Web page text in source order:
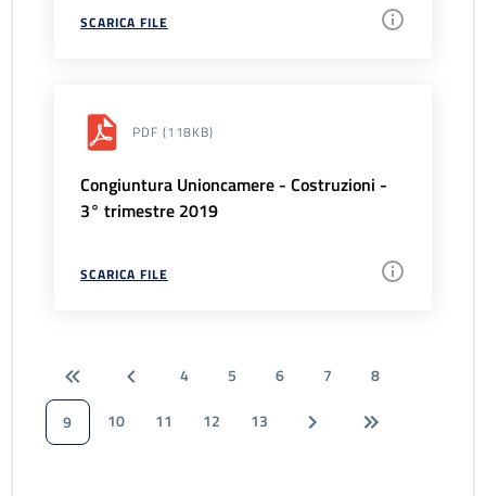
SCARICA FILE
PDF (118KB)
Congiuntura Unioncamere - Costruzioni -
3° trimestre 2019
SCARICA FILE
4 5 6 7
8
9
10 11 12 13